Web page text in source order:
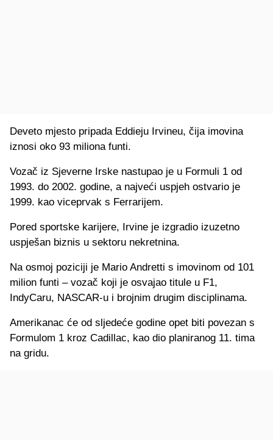
Deveto mjesto pripada Eddieju Irvineu, čija imovina
iznosi oko 93 miliona funti.
Vozač iz Sjeverne Irske nastupao je u Formuli 1 od
1993. do 2002. godine, a najveći uspjeh ostvario je
1999. kao viceprvak s Ferrarijem.
Pored sportske karijere, Irvine je izgradio izuzetno
uspješan biznis u sektoru nekretnina.
Na osmoj poziciji je Mario Andretti s imovinom od 101
milion funti – vozač koji je osvajao titule u F1,
IndyCaru, NASCAR-u i brojnim drugim disciplinama.
Amerikanac će od sljedeće godine opet biti povezan s
Formulom 1 kroz Cadillac, kao dio planiranog 11. tima
na gridu.